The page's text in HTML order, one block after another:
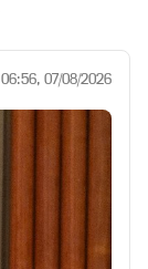
06:56, 07/08/2026